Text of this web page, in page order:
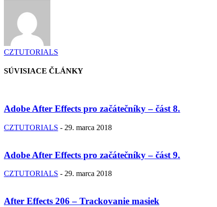
CZTUTORIALS
SÚVISIACE ČLÁNKY
Adobe After Effects pro začátečníky – část 8.
CZTUTORIALS - 29. marca 2018
Adobe After Effects pro začátečníky – část 9.
CZTUTORIALS - 29. marca 2018
After Effects 206 – Trackovanie masiek